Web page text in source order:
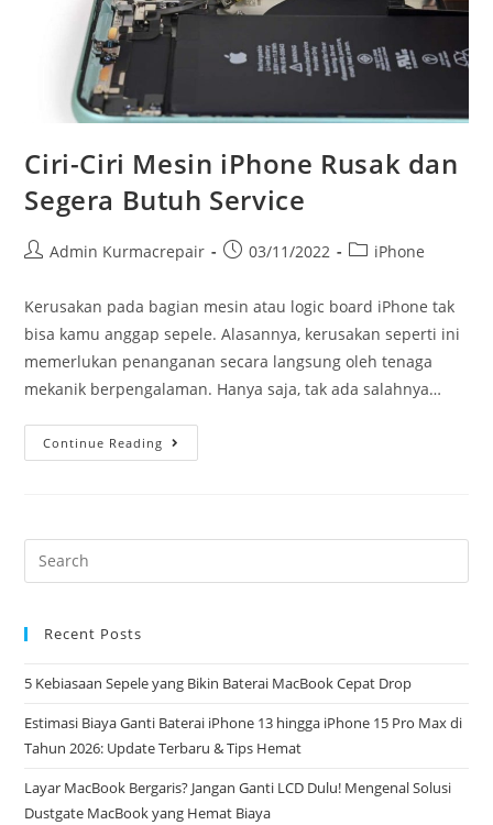
Ciri-Ciri Mesin iPhone Rusak dan
Segera Butuh Service
Admin Kurmacrepair 03/11/2022 iPhone
Kerusakan pada bagian mesin atau logic board iPhone tak
bisa kamu anggap sepele. Alasannya, kerusakan seperti ini
memerlukan penanganan secara langsung oleh tenaga
mekanik berpengalaman. Hanya saja, tak ada salahnya…
Continue Reading
Recent Posts
5 Kebiasaan Sepele yang Bikin Baterai MacBook Cepat Drop
Estimasi Biaya Ganti Baterai iPhone 13 hingga iPhone 15 Pro Max di
Tahun 2026: Update Terbaru & Tips Hemat
Layar MacBook Bergaris? Jangan Ganti LCD Dulu! Mengenal Solusi
Dustgate MacBook yang Hemat Biaya